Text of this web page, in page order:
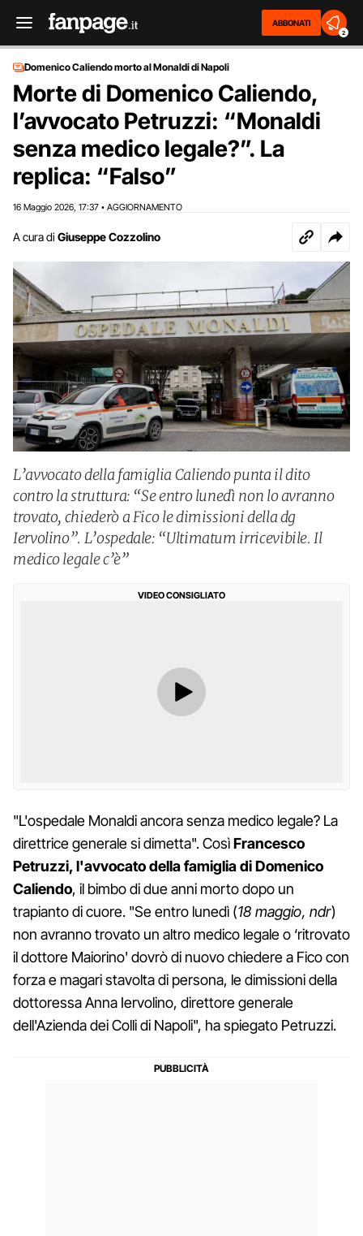
ABBONATI
2
Domenico Caliendo morto al Monaldi di Napoli
Morte di Domenico Caliendo,
l’avvocato Petruzzi: “Monaldi
senza medico legale?”. La
replica: “Falso”
16 Maggio 2026 17:37 • AGGIORNAMENTO
A cura di Giuseppe Cozzolino
L’avvocato della famiglia Caliendo punta il dito
contro la struttura: “Se entro lunedì non lo avranno
trovato, chiederò a Fico le dimissioni della dg
Iervolino”. L’ospedale: “Ultimatum irricevibile. Il
medico legale c’è”
VIDEO CONSIGLIATO
"L'ospedale Monaldi ancora senza medico legale? La
direttrice generale si dimetta". CosìFrancesco
Petruzzi, l'avvocato della famiglia di Domenico
Caliendo, il bimbo di due anni morto dopo un
trapianto di cuore. "Se entro lunedì (18 maggio, ndr)
non avranno trovato un altro medico legale o ‘ritrovato
il dottore Maiorino' dovrò di nuovo chiedere a Fico con
forza e magari stavolta di persona, le dimissioni della
dottoressa Anna Iervolino, direttore generale
dell'Azienda dei Colli di Napoli", ha spiegato Petruzzi.